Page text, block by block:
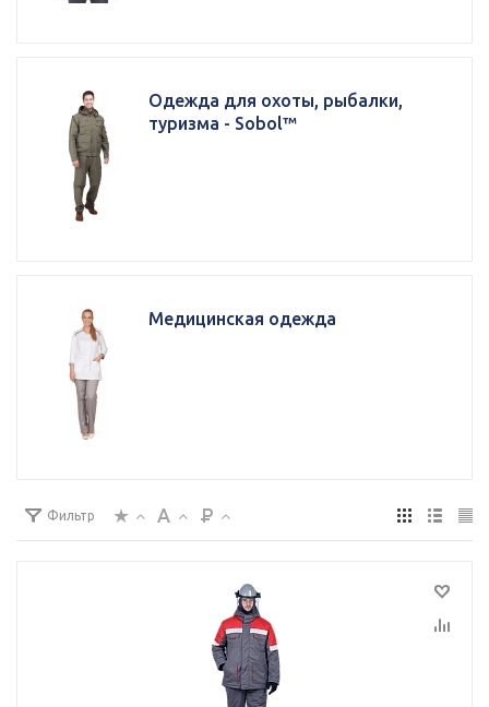
Одежда для охоты, рыбалки,
туризма - Sobol™
Медицинская одежда
Фильтр